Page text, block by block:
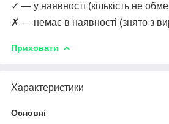
✓ — у наявності (кількість не
✗ — немає в наявності (знято з
Приховати
Характеристики
Основні